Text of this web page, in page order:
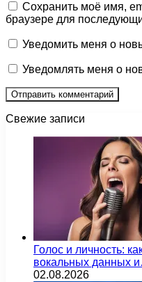
Сохранить моё имя,
браузере для
Уведомить меня о
Уведомлять меня о
Свежие записи
Голос и личность:
вокальных данных
02.08.2026